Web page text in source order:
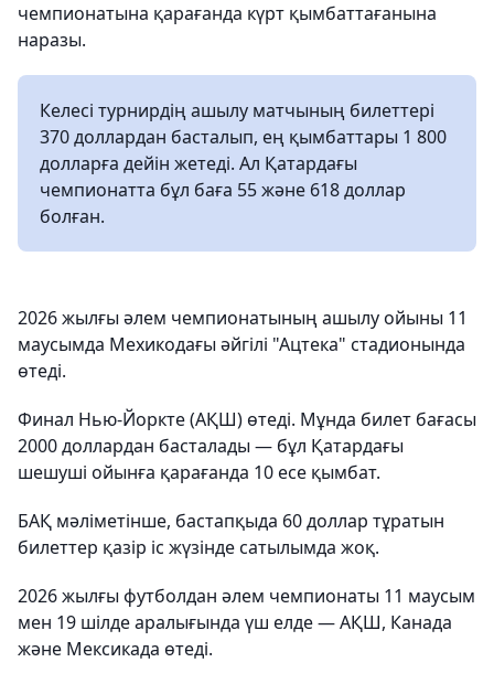
чемпионатына қарағанда күрт қымбаттағанына
наразы.
Келесі турнирдің ашылу матчының билеттері
370 доллардан басталып, ең қымбаттары 1 800
долларға дейін жетеді. Ал Қатардағы
чемпионатта бұл баға 55 және 618 доллар
болған.
2026 жылғы әлем чемпионатының ашылу ойыны 11
маусымда Мехикодағы әйгілі "Ацтека" стадионында
өтеді.
Финал Нью-Йоркте (АҚШ) өтеді. Мұнда билет бағасы
2000 доллардан басталады — бұл Қатардағы
шешуші ойынға қарағанда 10 есе қымбат.
БАҚ мәліметінше, бастапқыда 60 доллар тұратын
билеттер қазір іс жүзінде сатылымда жоқ.
2026 жылғы футболдан әлем чемпионаты 11 маусым
мен 19 шілде аралығында үш елде — АҚШ, Канада
және Мексикада өтеді.